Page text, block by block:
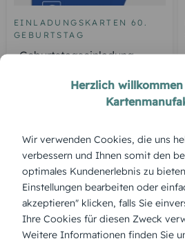
EINLADUNGSKARTEN 60.
GEBURTSTAG
Geburtstagseinladung
ÜBERBLICK:
Produktbeschreibung
„Malerglück“ lässt kleine
Farbkleckse, Pinselstriche und eine
Kreativität.
Herzlich
Wir verwenden Cookies, die uns
verbessern und Ihnen somit den
optimales Kundenerlebnis zu
Einstellungen bearbeiten oder
akzeptieren" klicken, falls Sie
Ihre Cookies für diesen Zweck
Weitere Informationen finden Sie